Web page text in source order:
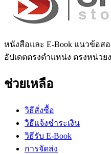
หนังสือและ E-Book แนวข้อส
อัปเดตตรงตำแหน่ง ตรงหน่วย
ช่วยเหลือ
วิธีสั่งซื้อ
วิธีแจ้งชำระเงิน
วิธีรับ E-Book
การจัดส่ง